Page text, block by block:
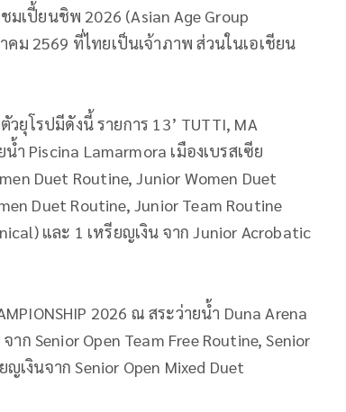
มเปี้ยนชิพ 2026 (Asian Age Group
คม 2569 ที่ไทยเป็นเจ้าภาพ ส่วนในเอเชียน
วยุโรปมีดังนี้ รายการ 13’ TUTTI, MA
น้ำ Piscina Lamarmora เมืองเบรสเซีย
Duet Routine, Junior Women Duet
Duet Routine, Junior Team Routine
และ 1 เหรียญเงิน จาก Junior Acrobatic
2026 ณ สระว่ายน้ำ Duna Arena
ก Senior Open Team Free Routine, Senior
เงินจาก Senior Open Mixed Duet